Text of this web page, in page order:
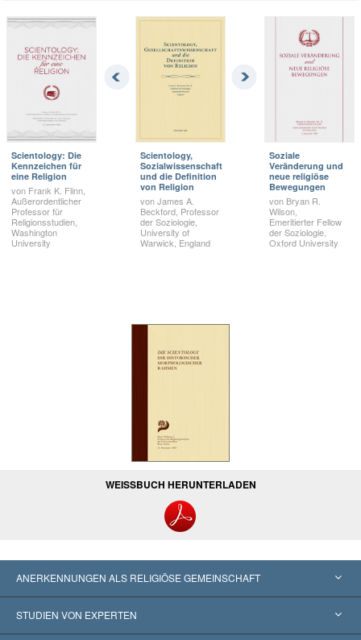
Scientology: Die
Kennzeichen für
eine Religion
von Frank K. Flinn,
Außerordentlicher
Professor für
Religionsstudien,
Washington
University
Scientology,
Sozialwissenschaft
und die Definition
von Religion
von James A.
Beckford, Professor
der Soziologie,
University of
Warwick, England
Soziale
Veränderung und
neue religiöse
Bewegungen
von Bryan R.
Wilson,
Emeritierter Fellow
der Soziologie,
Oxford University
WEISSBUCH HERUNTERLADEN
ANERKENNUNGEN ALS RELIGIÖSE GEMEINSCHAFT
Vereinigte Staaten von Amerika
STUDIEN VON EXPERTEN